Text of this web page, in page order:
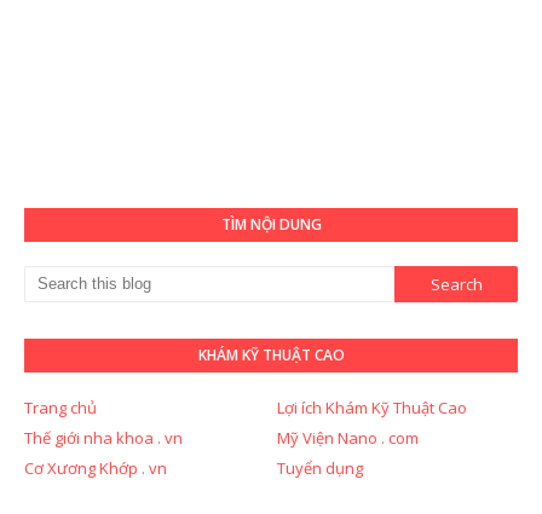
TÌM NỘI DUNG
KHÁM KỸ THUẬT CAO
Trang chủ
Lợi ích Khám Kỹ Thuật Cao
Thế giới nha khoa . vn
Mỹ Viện Nano . com
Cơ Xương Khớp . vn
Tuyển dụng